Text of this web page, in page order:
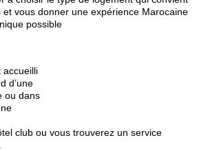
vous donner une expérience Marocaine
possible
accueilli
d’une
ou dans
club ou vous trouverez un service